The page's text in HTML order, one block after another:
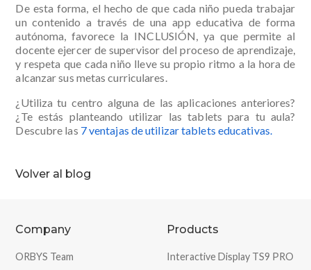
De esta forma, el hecho de que cada niño pueda trabajar
un contenido a través de una app educativa de forma
autónoma, favorece la INCLUSIÓN, ya que permite al
docente ejercer de supervisor del proceso de aprendizaje,
y respeta que cada niño lleve su propio ritmo a la hora de
alcanzar sus metas curriculares.
¿Utiliza tu centro alguna de las aplicaciones anteriores?
¿Te estás planteando utilizar las tablets para tu aula?
Descubre las 7 ventajas de utilizar tablets educativas.
Volver al blog
Company
ORBYS Team
Products
Interactive Display TS9 PRO